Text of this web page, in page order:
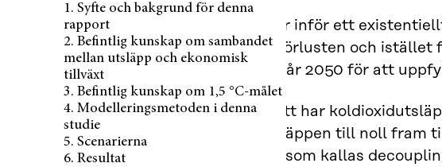
1. Syfte och bakgrund för denna
rapport
2. Befintlig kunskap om sambandet
mellan utsläpp och ekonomisk
tillväxt
3. Befintlig kunskap om 1,5 °C-målet
4. Modelleringsmetoden i denna
studie
5. Scenarierna
6. Resultat
Vår värld står inför ett
stoppa den förlusten och istället
noll fram till år 2050 för att
Historiskt sett har
koldioxidutsläppen till noll fram
brytas – det som kallas